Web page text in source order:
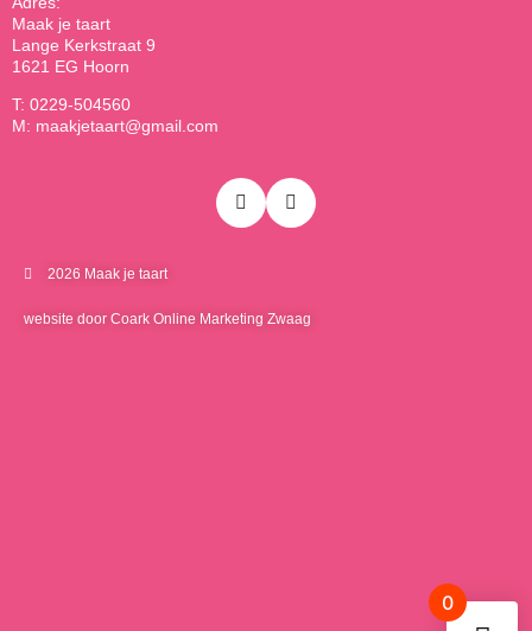
Maak je taart
Lange Kerkstraat 9
1621 EG Hoorn
T: 0229-504560
M: maakjetaart@gmail.com
2026 Maak je taart
website door Coark Online Marketing Zwaag
0